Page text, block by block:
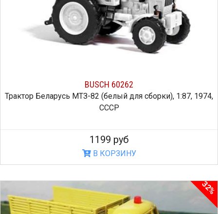
BUSCH 60262
Трактор Беларусь МТЗ-82 (белый для сборки), 1:87, 1974,
СССР
1199 руб
В КОРЗИНУ
32%